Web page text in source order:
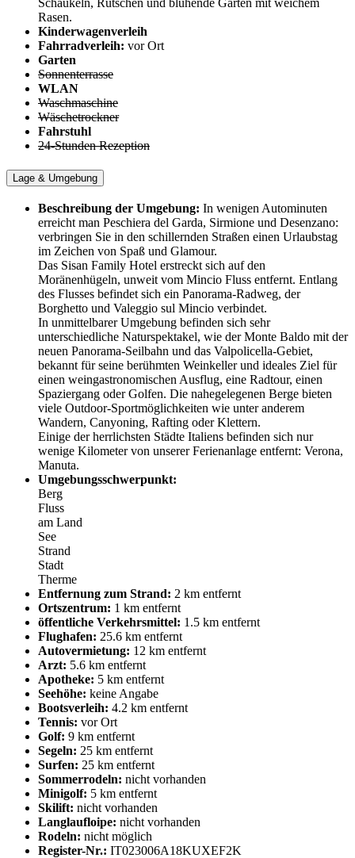
Schaukeln, Rutschen und blühende Gärten mit weichem
Rasen.
Kinderwagenverleih
Fahrradverleih: vor Ort
Garten
Sonnenterrasse
WLAN
Waschmaschine
Wäschetrockner
Fahrstuhl
24-Stunden Rezeption
Lage & Umgebung
Beschreibung der Umgebung: In wenigen Autominuten
erreicht man Peschiera del Garda, Sirmione und Desenzano:
verbringen Sie in den schillernden Straßen einen Urlaubstag
im Zeichen von Spaß und Glamour.
Das Sisan Family Hotel erstreckt sich auf den
Moränenhügeln, unweit vom Mincio Fluss entfernt. Entlang
des Flusses befindet sich ein Panorama-Radweg, der
Borghetto und Valeggio sul Mincio verbindet.
In unmittelbarer Umgebung befinden sich sehr
unterschiedliche Naturspektakel, wie der Monte Baldo mit der
neuen Panorama-Seilbahn und das Valpolicella-Gebiet,
bekannt für seine berühmten Weinkeller und ideales Ziel für
einen weingastronomischen Ausflug, eine Radtour, einen
Spaziergang oder Golfen. Die nahegelegenen Berge bieten
viele Outdoor-Sportmӧglichkeiten wie unter anderem
Wandern, Canyoning, Rafting oder Klettern.
Einige der herrlichsten Städte Italiens befinden sich nur
wenige Kilometer von unserer Ferienanlage entfernt: Verona,
Manuta.
Umgebungsschwerpunkt:
Berg
Fluss
am Land
See
Strand
Stadt
Therme
Entfernung zum Strand: 2 km entfernt
Ortszentrum: 1 km entfernt
öffentliche Verkehrsmittel: 1.5 km entfernt
Flughafen: 25.6 km entfernt
Autovermietung: 12 km entfernt
Arzt: 5.6 km entfernt
Apotheke: 5 km entfernt
Seehöhe: keine Angabe
Bootsverleih: 4.2 km entfernt
Tennis: vor Ort
Golf: 9 km entfernt
Segeln: 25 km entfernt
Surfen: 25 km entfernt
Sommerrodeln: nicht vorhanden
Minigolf: 5 km entfernt
Skilift: nicht vorhanden
Langlaufloipe: nicht vorhanden
Rodeln: nicht möglich
Register-Nr.: IT023006A18KUXEF2K